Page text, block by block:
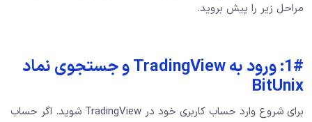
مراحل زیر را پیش بروید.
1#: ورود به TradingView و جستجوی نماد
BitUnix
برای شروع وارد حساب کاربری خود در TradingView شوید. اگر حساب